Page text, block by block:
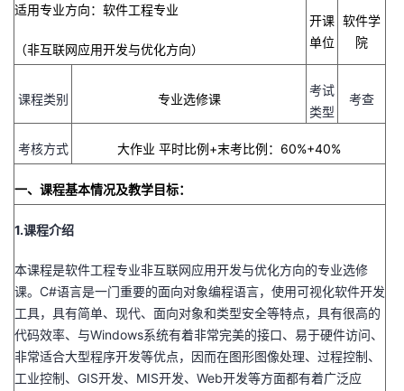
播
活
动
的
关
我
的
发
者
学
我
Programs
的
支
持
适用专业方向： 软件工程专业
（非互联网应用开发与优化方向）
开课
单位
软件学
院
课程类别 专业选修课
考试
类型
考查
考核方式 大作业 平时比例+末考比例： 60%+40%
一、 课程基本情况及教学目标：
1.课程介绍
本课程是软件工程专业非互联网应用开发与优化方向的专业选修
课。C#语言是一门重要的面向对象编程语言，使用可视化软件开发
工具，具有简单、现代、面向对象和类型安全等特点，具有很高的
代码效率、与Windows系统有着非常完美的接口、易于硬件访问、
非常适合大型程序开发等优点，因而在图形图像处理、过程控制、
工业控制、GIS开发、MIS开发、Web开发等方面都有着广泛应